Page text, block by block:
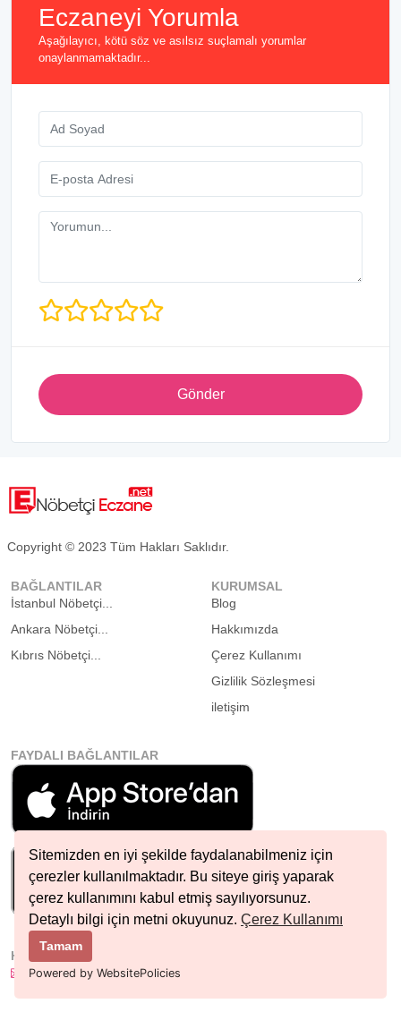
Sitemizden en iyi şekilde faydalanabilmeniz için
çerezler kullanılmaktadır. Bu siteye giriş yaparak
çerez kullanımını kabul etmiş sayılıyorsunuz.
Detaylı bilgi için metni okuyunuz. Çerez Kullanımı
Tamam
Powered by WebsitePolicies
Eczaneyi Yorumla
Aşağılayıcı, kötü söz ve asılsız suçlamalı yorumlar
onaylanmamaktadır...
Gönder
Copyright © 2023 Tüm Hakları Saklıdır.
BAĞLANTILAR
İstanbul Nöbetçi...
Ankara Nöbetçi...
Kıbrıs Nöbetçi...
KURUMSAL
Blog
Hakkımızda
Çerez Kullanımı
Gizlilik Sözleşmesi
iletişim
FAYDALI BAĞLANTILAR
HIZLI İLETIŞIM
info@nobetcieczane.net